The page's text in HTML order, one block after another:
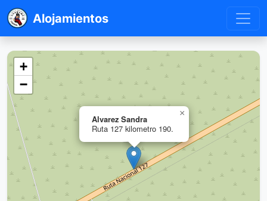
Alojamientos
Alvarez Sandra
Ruta 127 kilometro 190.
×
+
−